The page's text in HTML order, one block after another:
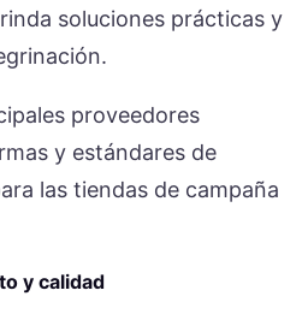
soluciones prácticas y
proveedores
y estándares de
las tiendas de campaña
y calidad